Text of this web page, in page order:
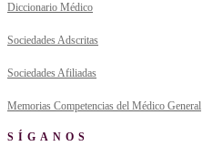
Diccionario Médico
Sociedades Adscritas
Sociedades Afiliadas
Memorias Competencias del Médico General
SÍGANOS